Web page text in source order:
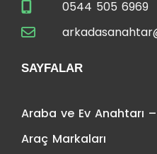
0544 505 6969
SAYFALAR
Araba ve Ev Anahtarı
Araç Markaları